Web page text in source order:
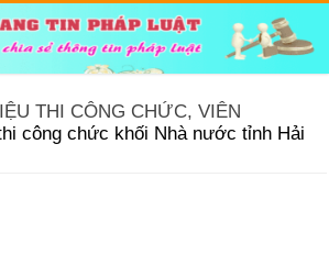
THI CÔNG CHỨC, VIÊN
công chức khối Nhà nước tỉnh Hải